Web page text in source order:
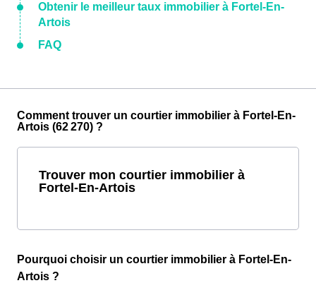
Obtenir le meilleur taux immobilier à Fortel-En-
Artois
FAQ
Comment trouver un courtier immobilier à Fortel-En-
Artois (62 270) ?
Trouver mon courtier immobilier à
Fortel-En-Artois
Pourquoi choisir un courtier immobilier à Fortel-En-
Artois ?